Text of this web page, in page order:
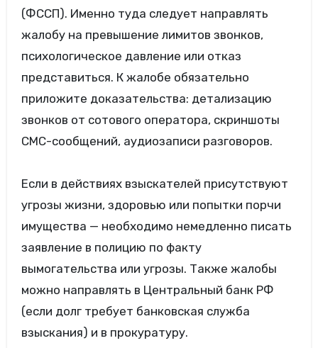
(ФССП). Именно туда следует направлять
жалобу на превышение лимитов звонков,
психологическое давление или отказ
представиться. К жалобе обязательно
приложите доказательства: детализацию
звонков от сотового оператора, скриншоты
СМС-сообщений, аудиозаписи разговоров.
Если в действиях взыскателей присутствуют
угрозы жизни, здоровью или попытки порчи
имущества — необходимо немедленно писать
заявление в полицию по факту
вымогательства или угрозы. Также жалобы
можно направлять в Центральный банк РФ
(если долг требует банковская служба
взыскания) и в прокуратуру.